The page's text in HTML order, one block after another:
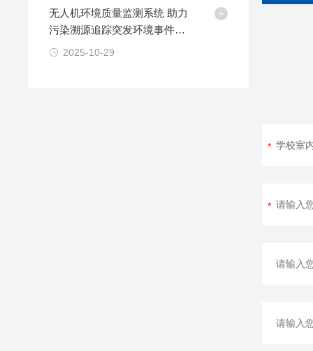
无人机环境质量监测系统 助力
污染溯源追踪突发环境事件应
急处置
2025-10-29